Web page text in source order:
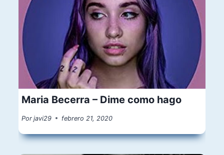
Maria Becerra – Dime como hago
Por javi29 febrero 21, 2020